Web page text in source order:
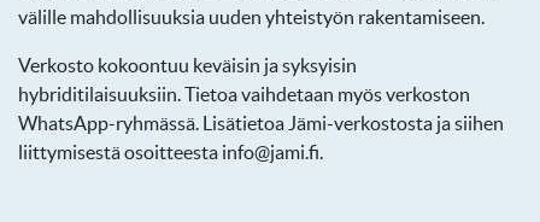
välille mahdollisuuksia uuden yhteistyön rakentamiseen.
Verkosto kokoontuu keväisin ja syksyisin
hybriditilaisuuksiin. Tietoa vaihdetaan myös verkoston
WhatsApp-ryhmässä. Lisätietoa Jämi-verkostosta ja siihen
liittymisestä osoitteesta info@jami.fi.